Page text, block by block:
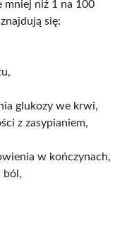
mniej niż 1 na 100
się:
glukozy we krwi,
z zasypianiem,
w kończynach,
ból,